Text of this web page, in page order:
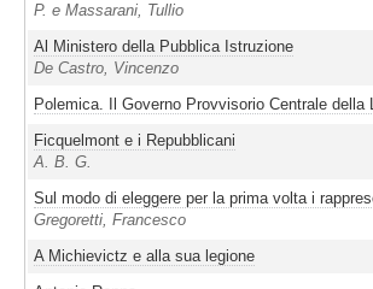
P. e Massarani, Tullio
Al Ministero della Pubblica Istruzione
De Castro, Vincenzo
Polemica. Il Governo Provvisorio Centrale della
Ficquelmont e i Repubblicani
A. B. G.
Sul modo di eleggere per la prima volta i
Gregoretti, Francesco
A Michievictz e alla sua legione